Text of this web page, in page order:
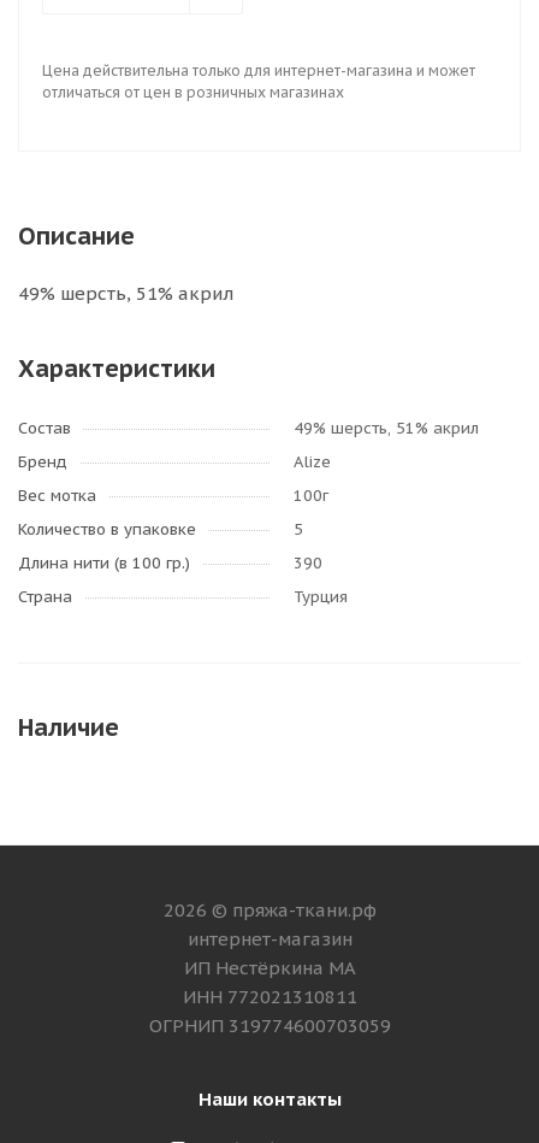
Цена действительна только для интернет-магазина и может
отличаться от цен в розничных магазинах
Описание
49% шерсть, 51% акрил
Характеристики
Состав
49% шерсть, 51% акрил
Бренд
Alize
Вес мотка
100г
Количество в упаковке
5
Длина нити (в 100 гр.)
390
Страна
Турция
Наличие
2026 © пряжа-ткани.рф
интернет-магазин
ИП Нестёркина МА
ИНН 772021310811
ОГРНИП 319774600703059
Наши контакты